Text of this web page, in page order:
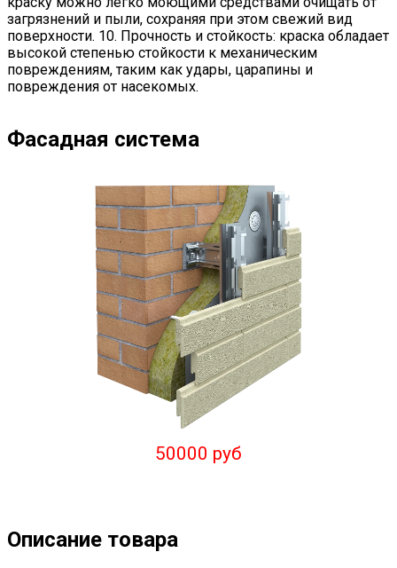
загрязнений и пыли, сохраняя при этом свежий вид
поверхности. 10. Прочность и стойкость: краска обладает
высокой степенью стойкости к механическим
повреждениям, таким как удары, царапины и
повреждения от насекомых.
Фасадная система
50000 руб
Описание товара